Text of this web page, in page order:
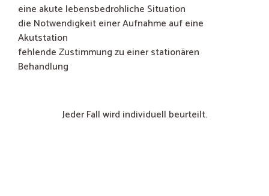
eine akute lebensbedrohliche Situation
die Notwendigkeit einer Aufnahme auf eine
Akutstation
fehlende Zustimmung zu einer stationären
Behandlung
Jeder Fall wird individuell beurteilt.